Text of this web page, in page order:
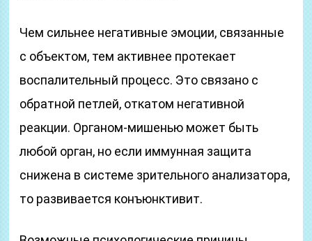
Чем сильнее негативные эмоции, связанные
с объектом, тем активнее протекает
воспалительный процесс. Это связано с
обратной петлей, откатом негативной
реакции. Органом-мишенью может быть
любой орган, но если иммунная защита
снижена в системе зрительного анализатора,
то развивается конъюнктивит.